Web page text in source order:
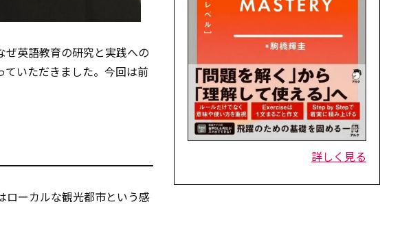
英語教育の研究と実践への
いただきました。今回は前
ローカルな観光都市という感
詳しく見る